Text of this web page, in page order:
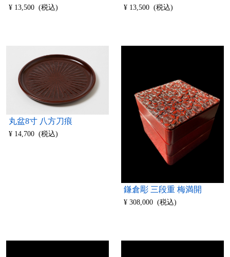
¥ 13,500 (税込) ¥ 13,500 (税込)
丸盆8寸 八方刀痕
¥ 14,700 (税込)
鎌倉彫 三段重 梅満開
¥ 308,000 (税込)